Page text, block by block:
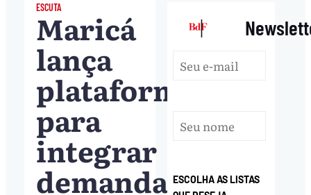
ESCUTA
Maricá
lança
plataforma
para
integrar
demandas
|
ESCOLHA AS LISTAS